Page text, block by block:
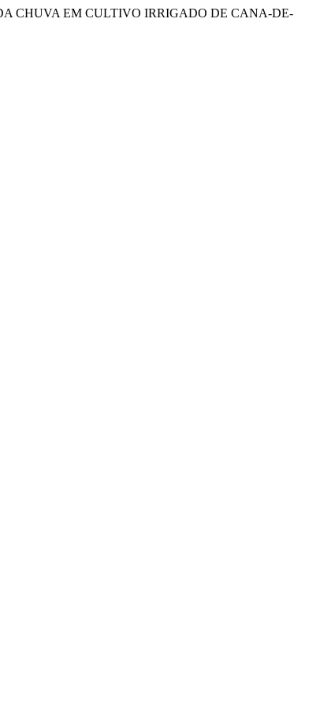
CHUVA EM CULTIVO IRRIGADO DE CANA-DE-